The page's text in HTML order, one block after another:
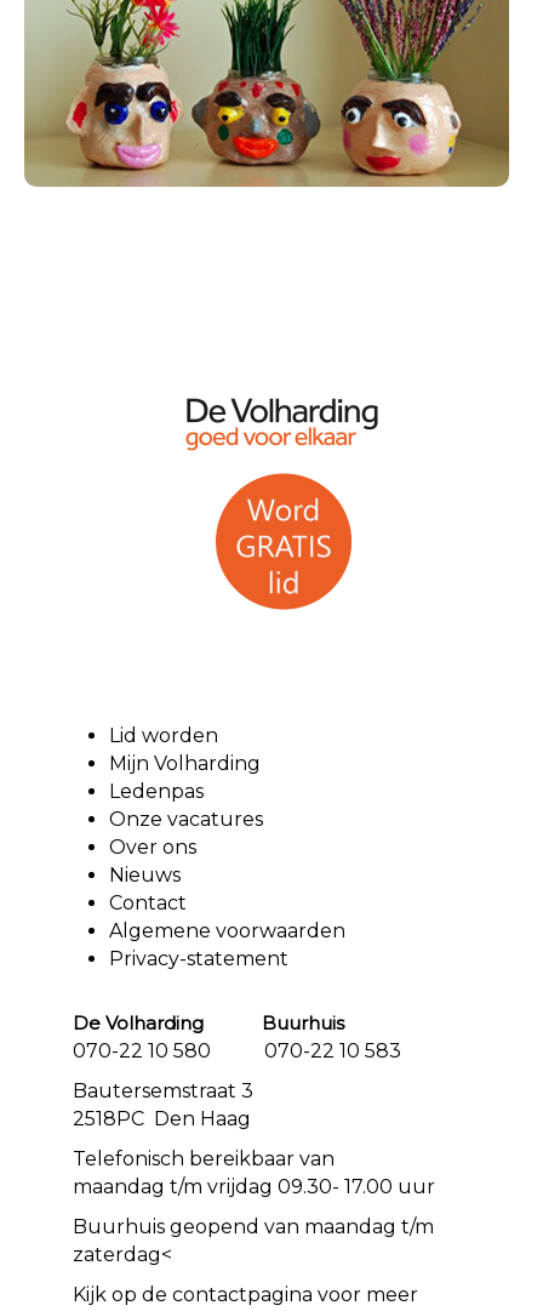
Lid worden
Mijn Volharding
Ledenpas
Onze vacatures
Over ons
Nieuws
Contact
Algemene voorwaarden
Privacy-statement
De Volharding Buurhuis
070-22 10 580 070-22 10 583
Bautersemstraat 3
2518PC Den Haag
Telefonisch bereikbaar van
maandag t/m vrijdag 09.30- 17.00 uur
Buurhuis geopend van maandag t/m
zaterdag<
Kijk op de contactpagina voor meer